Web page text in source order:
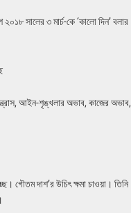
সালের ৩ মার্চ-কে ‘কালো দিন’ বলার
আইন-শৃঙ্খলার অভাব, কাজের অভাব,
গৌতম দাশ’র উচিৎ ক্ষমা চাওয়া। তিনি